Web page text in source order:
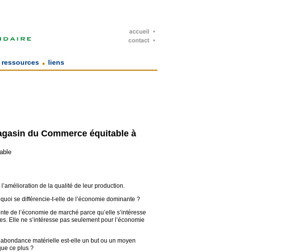
ressources . liens
du Commerce équitable à
de la qualité de leur production.
se différencie-t-elle de l’économie dominante ?
de l’économie de marché parce qu’elle s’intéresse
Elle ne s’intéresse pas seulement pour l’économie
matérielle est-elle un but ou un moyen
ce plus ?